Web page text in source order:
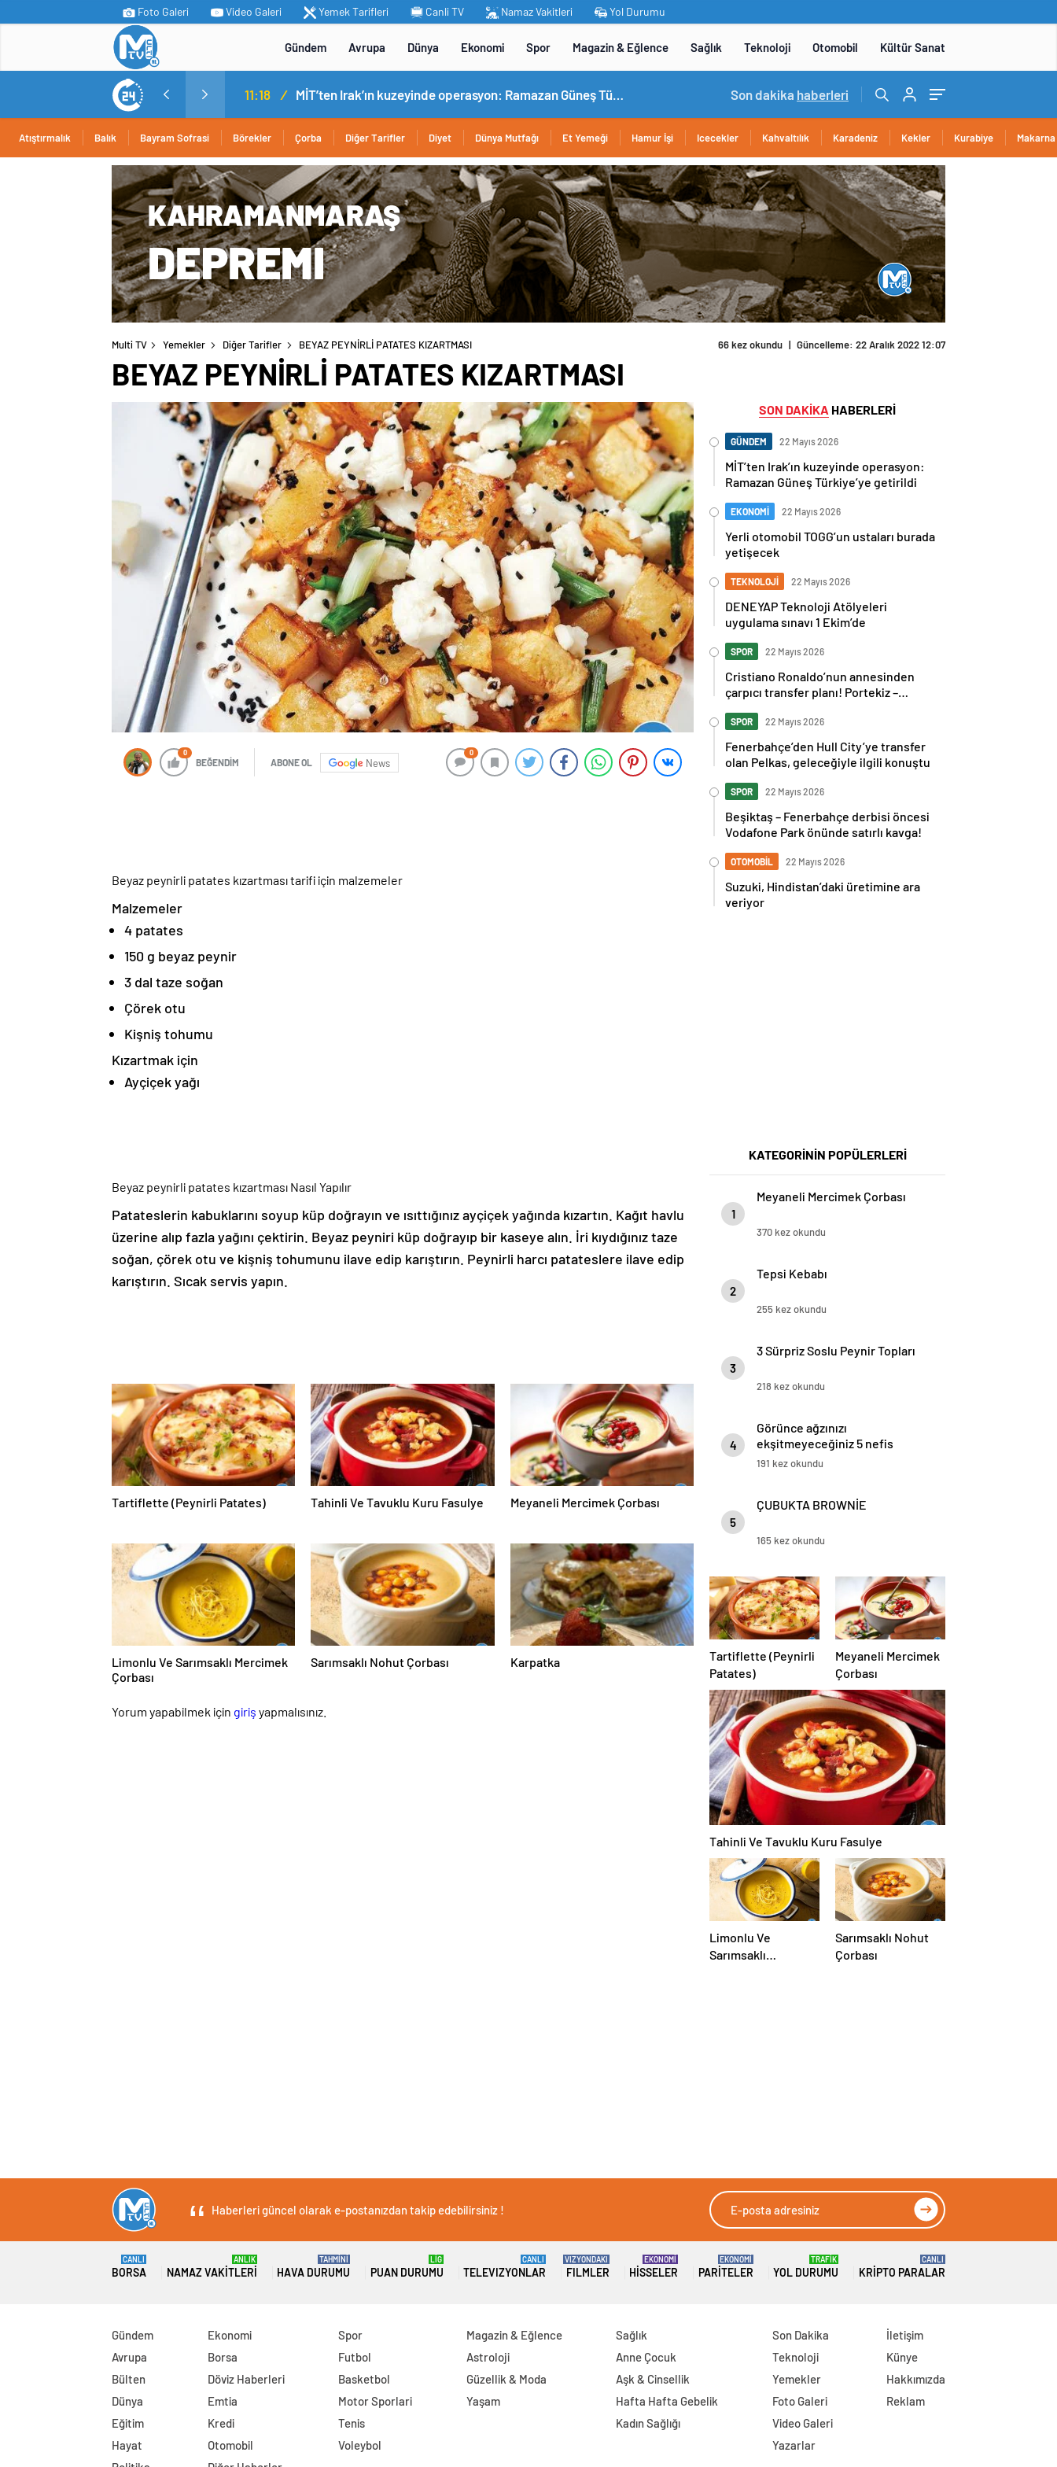
Foto Galeri Video Galeri Yemek Tarifleri Canli TV Namaz Vakitleri Yol Durumu
Gündem Avrupa Dünya Ekonomi Spor Magazin & Eğlence Sağlık Teknoloji Otomobil Kültür Sanat
11:18 / MİT’ten Irak’ın kuzeyinde operasyon: Ramazan Güneş Türkiye’ye getirildi 14:05 / Yerli otomobil TOGG’un ustaları burada yetişecek
Son dakika haberleri
Atıştırmalık Balık Bayram Sofrasi Börekler Çorba Diğer Tarifler Diyet Dünya Mutfağı Et Yemeği Hamur İşi Icecekler Kahvaltılık Karadeniz Kekler Kurabiye Makarna
Multi TV Yemekler Diğer Tarifler BEYAZ PEYNİRLİ PATATES KIZARTMASI 66 kez okundu | Güncelleme: 22 Aralık 2022 12:07
BEYAZ PEYNİRLİ PATATES KIZARTMASI
0
BEĞENDİM ABONE OL News
0
Beyaz peynirli patates kızartması tarifi için malzemeler
Malzemeler
4 patates
150 g beyaz peynir
3 dal taze soğan
Çörek otu
Kişniş tohumu
Kızartmak için
Ayçiçek yağı
Beyaz peynirli patates kızartması Nasıl Yapılır
Patateslerin kabuklarını soyup küp doğrayın ve ısıttığınız ayçiçek yağında kızartın. Kağıt havlu
üzerine alıp fazla yağını çektirin. Beyaz peyniri küp doğrayıp bir kaseye alın. İri kıydığınız taze
soğan, çörek otu ve kişniş tohumunu ilave edip karıştırın. Peynirli harcı patateslere ilave edip
karıştırın. Sıcak servis yapın.
Tartiflette (Peynirli Patates) Tahinli Ve Tavuklu Kuru Fasulye Meyaneli Mercimek Çorbası
Limonlu Ve Sarımsaklı Mercimek
Çorbası
Sarımsaklı Nohut Çorbası Karpatka
Yorum yapabilmek için giriş yapmalısınız.
SON DAKİKA HABERLERİ
GÜNDEM 22 Mayıs 2026
MİT’ten Irak’ın kuzeyinde operasyon:
Ramazan Güneş Türkiye’ye getirildi
EKONOMİ 22 Mayıs 2026
Yerli otomobil TOGG’un ustaları burada
yetişecek
TEKNOLOJİ 22 Mayıs 2026
DENEYAP Teknoloji Atölyeleri
uygulama sınavı 1 Ekim’de
SPOR 22 Mayıs 2026
Cristiano Ronaldo’nun annesinden
çarpıcı transfer planı! Portekiz –
kardeşinden sert cevap
SPOR 22 Mayıs 2026
Fenerbahçe’den Hull City’ye transfer
olan Pelkas, geleceğiyle ilgili konuştu
SPOR 22 Mayıs 2026
Beşiktaş – Fenerbahçe derbisi öncesi
Vodafone Park önünde satırlı kavga!
OTOMOBİL 22 Mayıs 2026
Suzuki, Hindistan’daki üretimine ara
veriyor
KATEGORİNİN POPÜLERLERİ
1
Meyaneli Mercimek Çorbası
370 kez okundu
2
Tepsi Kebabı
255 kez okundu
3
3 Sürpriz Soslu Peynir Topları
218 kez okundu
4
Görünce ağzınızı
ekşitmeyeceğiniz 5 nefis
kereviz tarifi
191 kez okundu
5
ÇUBUKTA BROWNİE
165 kez okundu
Tartiflette (Peynirli
Patates)
Meyaneli Mercimek
Çorbası
Tahinli Ve Tavuklu Kuru Fasulye
Limonlu Ve
Sarımsaklı
Sarımsaklı Nohut
Çorbası
Haberleri güncel olarak e-postanızdan takip edebilirsiniz !
BORSA
CANLI
NAMAZ VAKITLERI
ANLIK
HAVA DURUMU
TAHMİNİ
PUAN DURUMU
LİG
TELEVIZYONLAR
CANLI
FILMLER
VIZYONDAKI
HISSELER
EKONOMİ
PARITELER
EKONOMİ
YOL DURUMU
TRAFİK
KRIPTO PARALAR
CANLI
Gündem
Avrupa
Bülten
Dünya
Eğitim
Hayat
Ekonomi
Borsa
Döviz Haberleri
Emtia
Kredi
Otomobil
Spor
Futbol
Basketbol
Motor Sporlari
Tenis
Voleybol
Magazin & Eğlence
Astroloji
Güzellik & Moda
Yaşam
Sağlık
Anne Çocuk
Aşk & Cinsellik
Hafta Hafta Gebelik
Kadın Sağlığı
Son Dakika
Teknoloji
Yemekler
Foto Galeri
Video Galeri
Yazarlar
İletişim
Künye
Hakkımızda
Reklam